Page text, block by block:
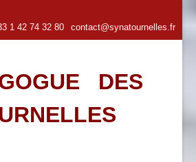
1 42 74 32 80 contact@synatournelles.fr
DES